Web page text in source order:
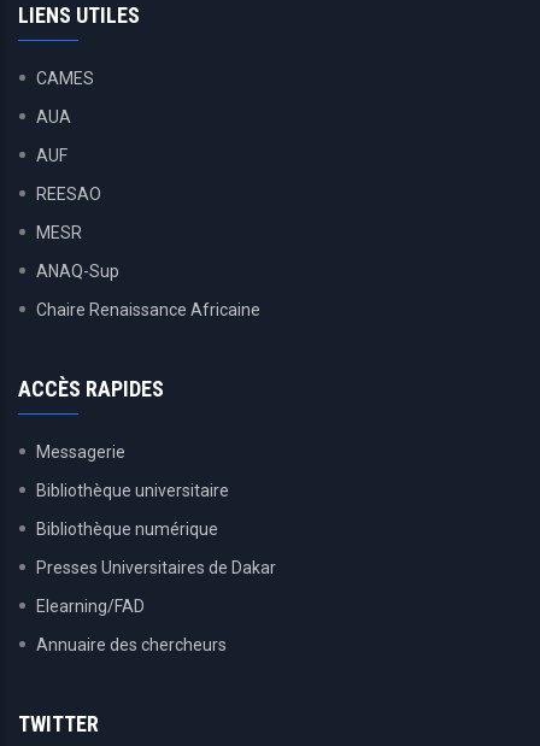
LIENS UTILES
CAMES
AUA
AUF
REESAO
MESR
ANAQ-Sup
Chaire Renaissance Africaine
ACCÈS RAPIDES
Messagerie
Bibliothèque universitaire
Bibliothèque numérique
Presses Universitaires de Dakar
Elearning/FAD
Annuaire des chercheurs
TWITTER